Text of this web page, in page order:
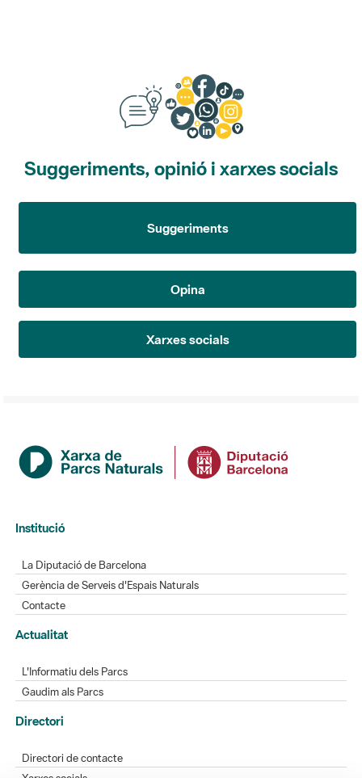
Suggeriments, opinió i xarxes socials
Suggeriments
Opina
Xarxes socials
Institució
La Diputació de Barcelona
Gerència de Serveis d'Espais Naturals
Contacte
Actualitat
L'Informatiu dels Parcs
Gaudim als Parcs
Directori
Directori de contacte